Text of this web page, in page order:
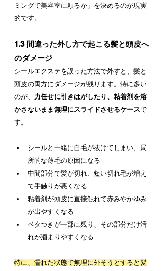
ミングで美容室に頼るか」を決めるのが現実
的です。
1.3 間違った外し方で起こる髪と頭皮へ
のダメージ
シールエクステを誤った方法で外すと、髪と
頭皮の両方にダメージが残ります。特に多い
のが、 力任せに引きはがしたり、粘着剤を溶
かさないまま無理にスライドさせるケースで
す。
シールと一緒に自毛が抜けてしまい、局
所的な薄毛の原因になる
中間部分で髪が切れ、短い切れ毛が増え
て手触りが悪くなる
粘着剤が頭皮に直接触れて赤みやかゆみ
が出やすくなる
ベタつきが一部に残り、その部分だけ汚
れが溜まりやすくなる
特に、濡れた状態で無理に外そうとすると髪